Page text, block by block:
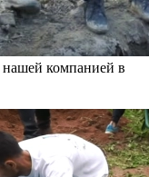
нашей компанией в